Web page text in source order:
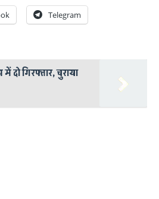
Telegram
दो गिरफ्तार, चुराया